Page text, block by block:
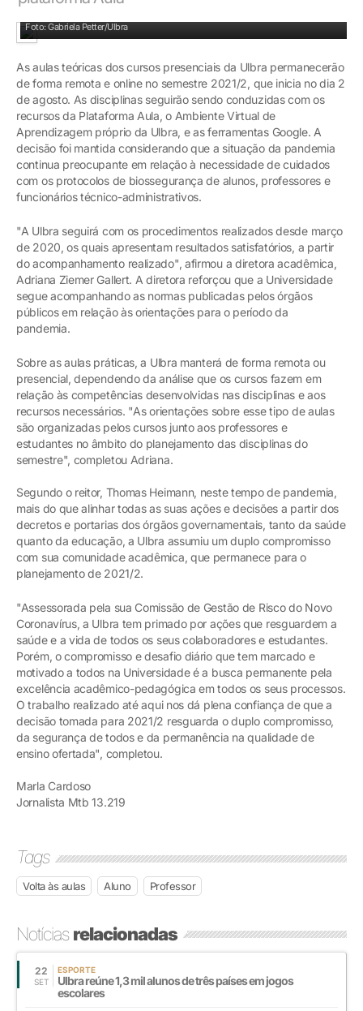
Foto: Gabriela Petter/Ulbra
As aulas teóricas dos cursos presenciais da Ulbra permanecerão
de forma remota e online no semestre 2021/2, que inicia no dia 2
de agosto. As disciplinas seguirão sendo conduzidas com os
recursos da Plataforma Aula, o Ambiente Virtual de
Aprendizagem próprio da Ulbra, e as ferramentas Google. A
decisão foi mantida considerando que a situação da pandemia
continua preocupante em relação à necessidade de cuidados
com os protocolos de biossegurança de alunos, professores e
funcionários técnico-administrativos.
"A Ulbra seguirá com os procedimentos realizados desde março
de 2020, os quais apresentam resultados satisfatórios, a partir
do acompanhamento realizado", afirmou a diretora acadêmica,
Adriana Ziemer Gallert. A diretora reforçou que a Universidade
segue acompanhando as normas publicadas pelos órgãos
públicos em relação às orientações para o período da
pandemia.
Sobre as aulas práticas, a Ulbra manterá de forma remota ou
presencial, dependendo da análise que os cursos fazem em
relação às competências desenvolvidas nas disciplinas e aos
recursos necessários. "As orientações sobre esse tipo de aulas
são organizadas pelos cursos junto aos professores e
estudantes no âmbito do planejamento das disciplinas do
semestre", completou Adriana.
Segundo o reitor, Thomas Heimann, neste tempo de pandemia,
mais do que alinhar todas as suas ações e decisões a partir dos
decretos e portarias dos órgãos governamentais, tanto da saúde
quanto da educação, a Ulbra assumiu um duplo compromisso
com sua comunidade acadêmica, que permanece para o
planejamento de 2021/2.
"Assessorada pela sua Comissão de Gestão de Risco do Novo
Coronavírus, a Ulbra tem primado por ações que resguardem a
saúde e a vida de todos os seus colaboradores e estudantes.
Porém, o compromisso e desafio diário que tem marcado e
motivado a todos na Universidade é a busca permanente pela
excelência acadêmico-pedagógica em todos os seus processos.
O trabalho realizado até aqui nos dá plena confiança de que a
decisão tomada para 2021/2 resguarda o duplo compromisso,
da segurança de todos e da permanência na qualidade de
ensino ofertada", completou.
Marla Cardoso
Jornalista Mtb 13.219
Tags
Volta às aulas Aluno Professor
Notíciasrelacionadas
22
SET
ESPORTE
Ulbra reúne 1,3 mil alunos de três países em jogos
escolares